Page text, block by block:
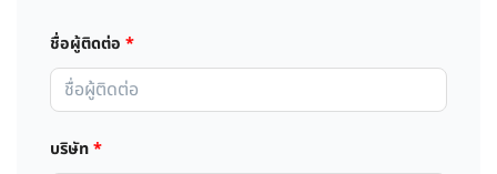
ชื่อผู้ติดต่อ *
บริษัท*